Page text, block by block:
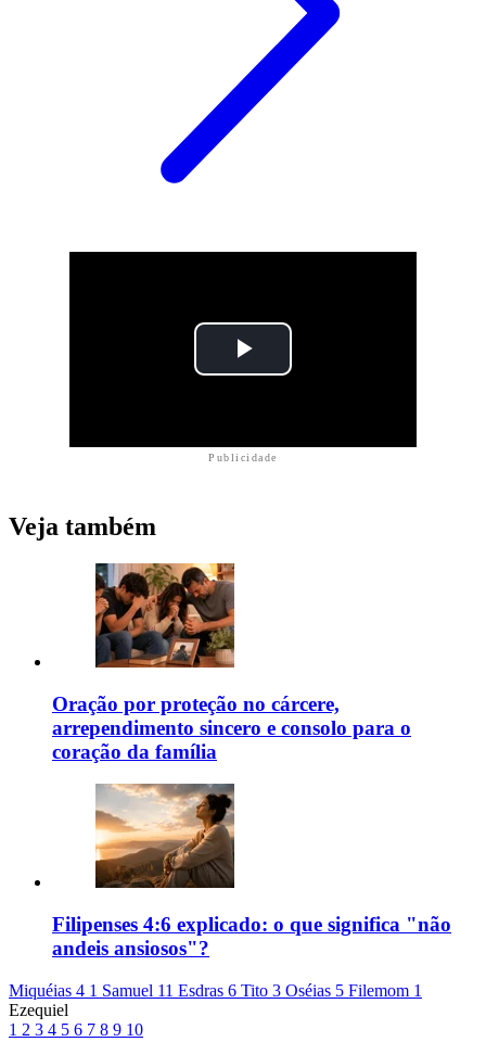
Publicidade
Veja também
Oração por proteção no cárcere,
arrependimento sincero e consolo para o
coração da família
Filipenses 4:6 explicado: o que significa "não
andeis ansiosos"?
Miquéias 4 1 Samuel 11 Esdras 6 Tito 3 Oséias 5 Filemom 1
Ezequiel
1 2 3 4 5 6 7 8 9 10